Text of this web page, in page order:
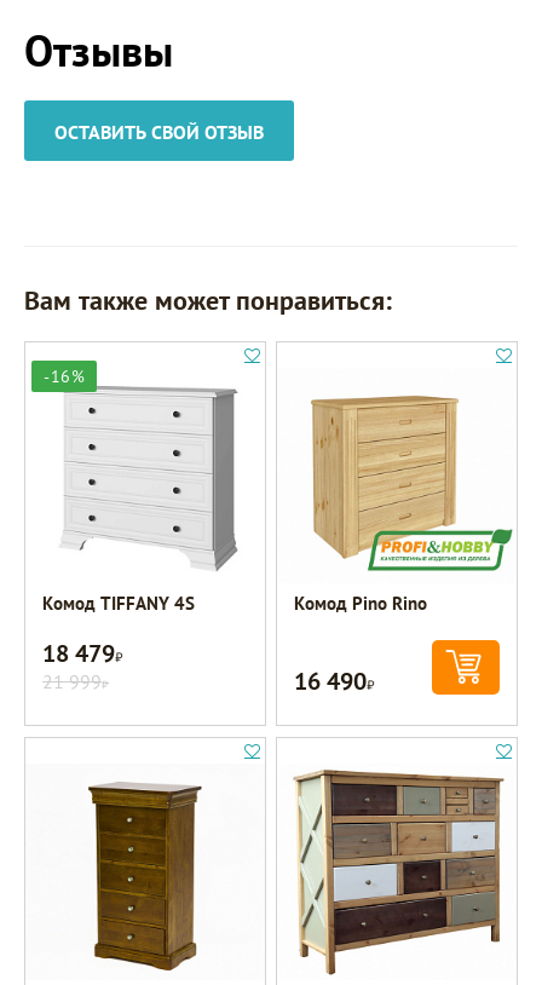
Отзывы
ОСТАВИТЬ СВОЙ ОТЗЫВ
Вам также может понравиться:
-16%
Комод TIFFANY 4S
18 479Р
21 999Р
Комод Pino Rino
16 490Р